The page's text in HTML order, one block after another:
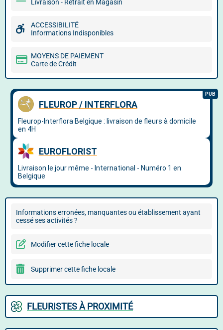
Livraison - Retrait en Magasin
ACCESSIBILITÉ
Informations Indisponibles
MOYENS DE PAIEMENT
Carte de Crédit
Informations erronées, manquantes ou établissement ayant
cessé ses activités ?
Modifier cette fiche locale
Supprimer cette fiche locale
FLEURISTES À PROXIMITÉ